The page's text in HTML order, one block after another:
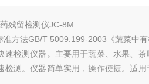
残留检测仪JC-8M
准方法GB/T 5009.199-2003《蔬菜中
速检测仪器。主要用于蔬菜、水果、
测。仪器简单实用，操作便捷。适用